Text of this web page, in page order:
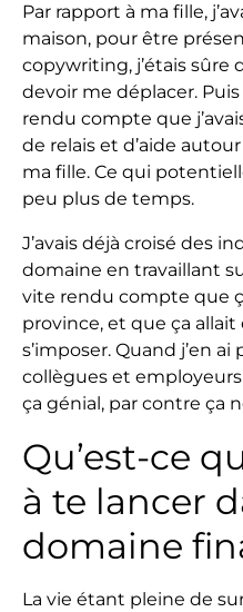
Par rapport à ma fille,
maison, pour être
copywriting, j’étais sûre
devoir me déplacer.
rendu compte que
de relais et d’aide
ma fille. Ce qui
peu plus de temps.
J’avais déjà croisé des
domaine en travaillant
vite rendu compte que
province, et que ça
s’imposer. Quand j’en
collègues et
ça génial, par contre ça
Qu’est-ce
à te lancer
domaine
La vie étant pleine de